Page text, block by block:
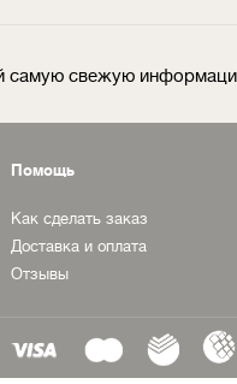
самую свежую
Помощь
Как сделать заказ
Доставка и оплата
Отзывы